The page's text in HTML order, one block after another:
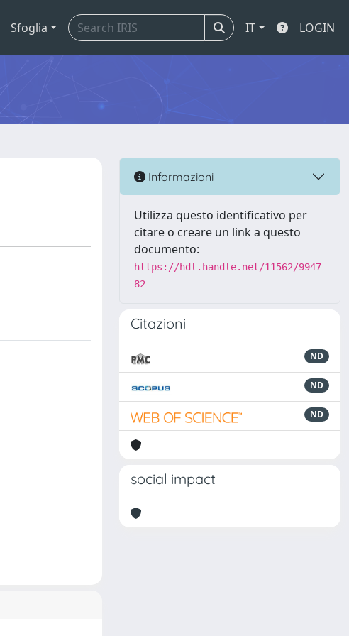
Sfoglia IT LOGIN
Informazioni
Utilizza questo identificativo per
citare o creare un link a questo
documento:
https://hdl.handle.net/11562/9947
82
Citazioni
ND
ND
ND
social impact